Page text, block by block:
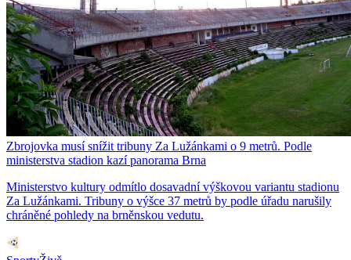
Zbrojovka musí snížit tribuny Za Lužánkami o 9 metrů. Podle
ministerstva stadion kazí panorama Brna
Ministerstvo kultury odmítlo dosavadní výškovou variantu stadionu
Za Lužánkami. Tribuny o výšce 37 metrů by podle úřadu narušily
chráněné pohledy na brněnskou vedutu.